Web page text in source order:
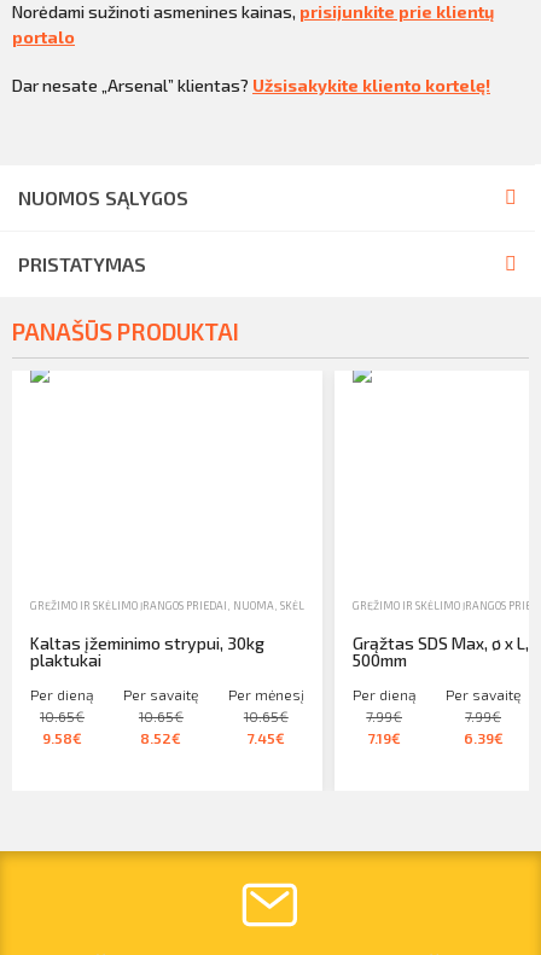
Norėdami sužinoti asmenines kainas, prisijunkite prie klientų
portalo
Dar nesate „Arsenal” klientas? Užsisakykite kliento kortelę!
NUOMOS SĄLYGOS
PRISTATYMAS
PANAŠŪS PRODUKTAI
GRĘŽIMO IR SKĖLIMO ĮRANGOS PRIEDAI NUOMA SKĖLIMAS, GRĘŽIMAS, SRIEGIMAS
Kaltas įžeminimo strypui, 30kg
plaktukai
Per dieną
10.65€
9.58€
Per savaitę
10.65€
8.52€
Per mėnesį
10.65€
7.45€
GRĘŽIMO IR SKĖLIMO ĮRANGOS
Grąžtas SDS Max, ø x L,
500mm
Per dieną
7.99€
7.19€
Per savaitę
7.99€
6.39€